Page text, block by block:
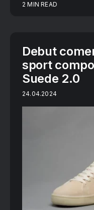
2 MIN READ
Debut
sport
Suede 2.0
24.04.2024